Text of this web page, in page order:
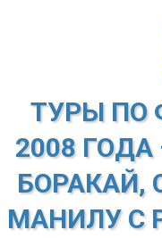
ТУРЫ ПО
2008
БОРАКАЙ,
МАНИЛУ С